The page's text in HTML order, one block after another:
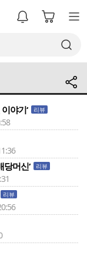
야기‘ 리뷰
당머신‘ 리뷰
리뷰